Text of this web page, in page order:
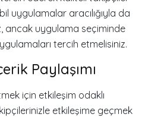
uygulamalar aracılığıyla da
ancak uygulama seçiminde
tercih etmelisiniz.
Paylaşımı
için etkileşim odaklı
etkileşime geçmek